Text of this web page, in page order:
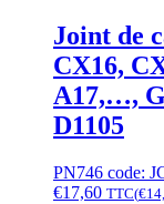
Hinomoto
C142,
C144,
C172,
C174,
E14,
E15,
E16,...
Joint de
CX16,
A17,…,
D1105
PN746 code:
€17,60 TTC(€